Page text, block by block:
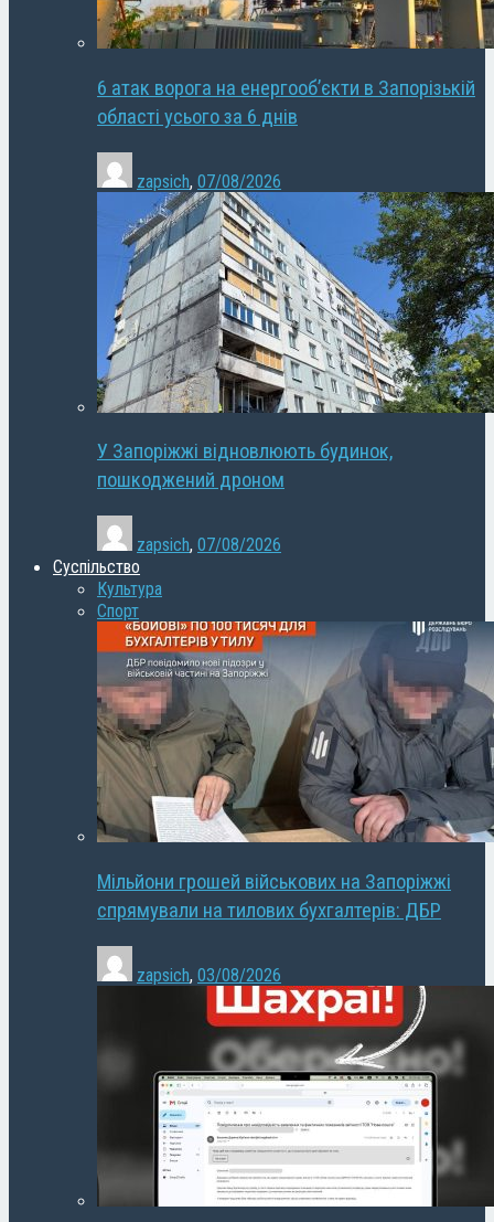
6 атак ворога на енергооб’єкти в Запорізькій
області усього за 6 днів
zapsich, 07/08/2026
У Запоріжжі відновлюють будинок,
пошкоджений дроном
zapsich, 07/08/2026
Суспільство
Культура
Спорт
Мільйони грошей військових на Запоріжжі
спрямували на тилових бухгалтерів: ДБР
zapsich, 03/08/2026